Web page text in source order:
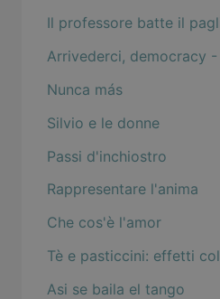
Il professore batte il
Arrivederci, democracy
Nunca más
Silvio e le donne
Passi d'inchiostro
Rappresentare l'anima
Che cos'è l'amor
Tè e pasticcini: effetti
Asi se baila el tango